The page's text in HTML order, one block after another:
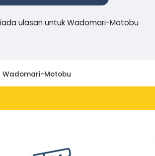
ulasan untuk Wadomari-Motobu
Wadomari-Motobu